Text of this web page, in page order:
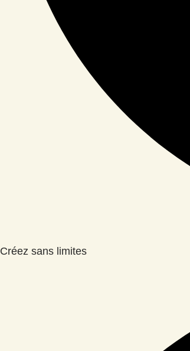
Créez sans limites